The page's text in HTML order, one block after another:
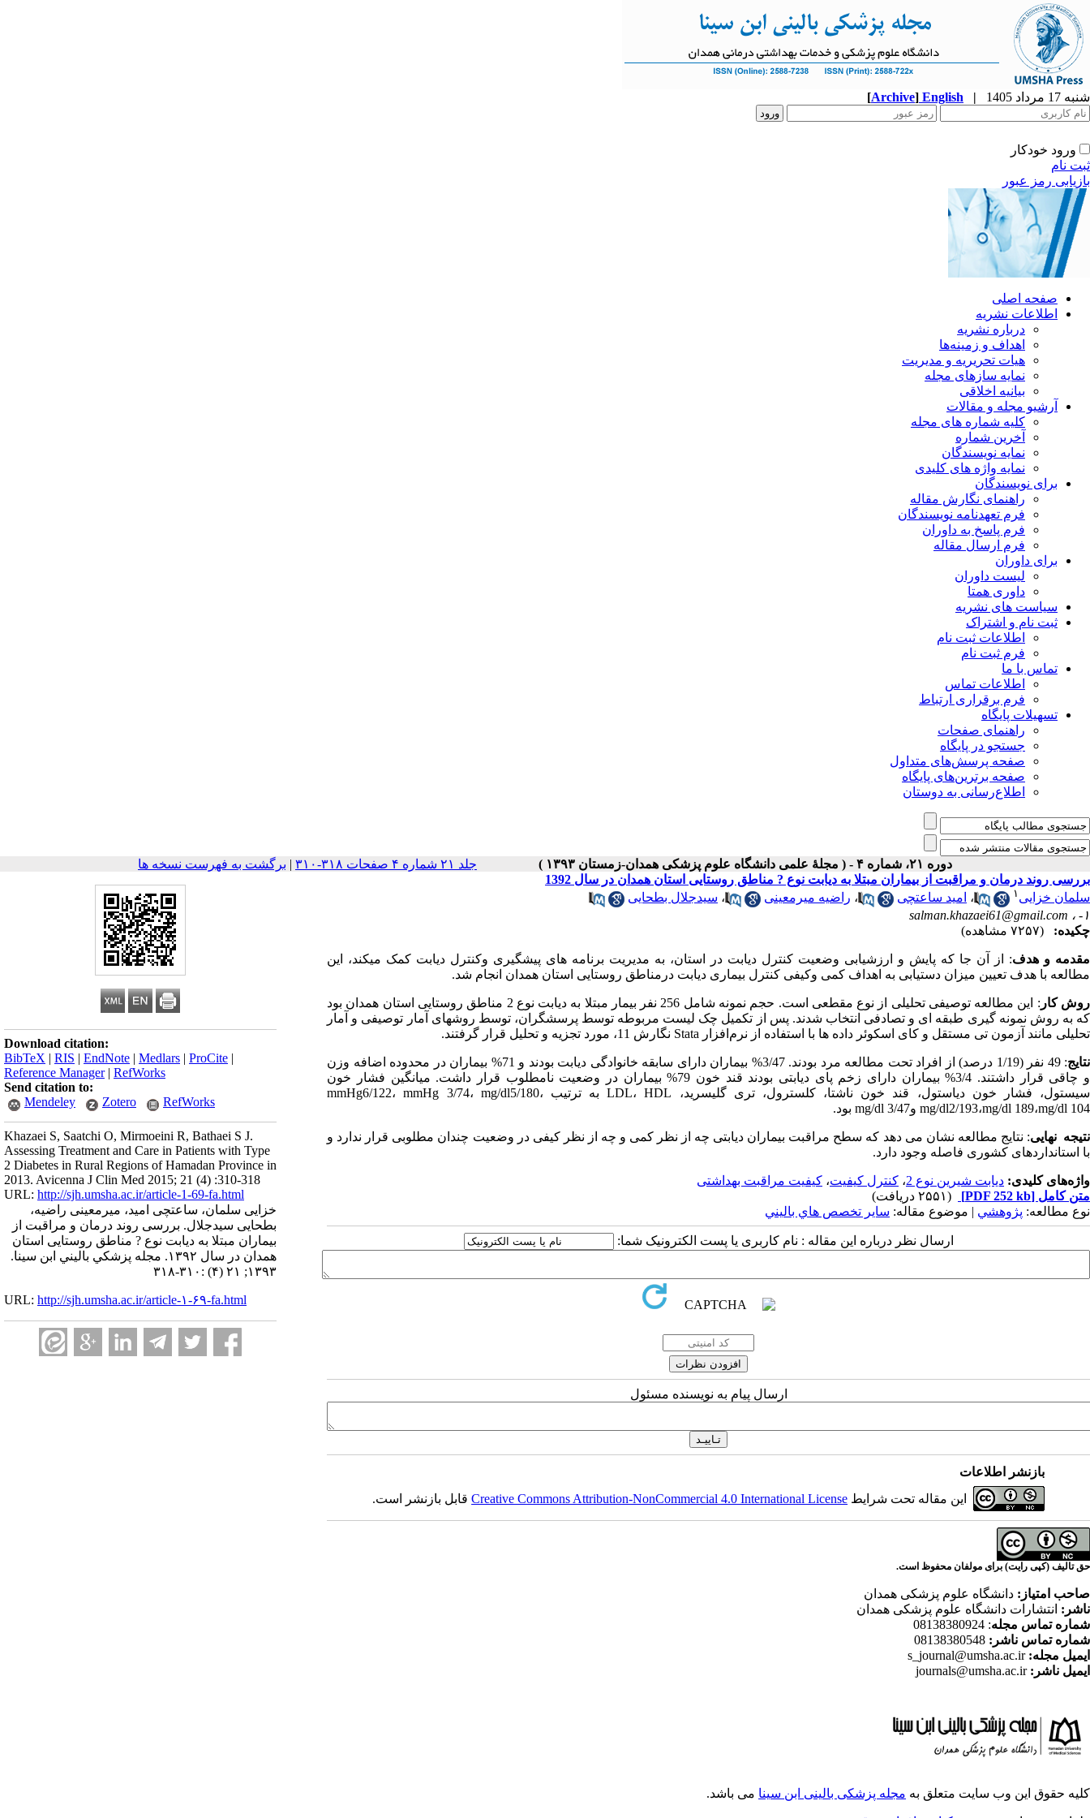
شنبه 17 مرداد 1405 |
English
[Archive]
ورود خودکار
ثبت نام
بازیابی رمز عبور
صفحه اصلی
اطلاعات نشریه
درباره نشریه
اهداف و زمینه‌ها
هیات تحریریه و مدیریت
نمایه سازهای مجله
بیانیه اخلاقی
آرشیو مجله و مقالات
کلیه شماره های مجله
آخرین شماره
نمایه نویسندگان
نمایه واژه های کلیدی
برای نویسندگان
راهنمای نگارش مقاله
فرم تعهدنامه نویسندگان
فرم پاسخ به داوران
فرم ارسال مقاله
برای داوران
لیست داوران
داوری همتا
سیاست های نشریه
ثبت نام و اشتراک
اطلاعات ثبت نام
فرم ثبت نام
تماس با ما
اطلاعات تماس
فرم برقراری ارتباط
تسهیلات پایگاه
راهنمای صفحات
جستجو در پایگاه
صفحه پرسش‌های متداول
صفحه برترین‌های پایگاه
اطلاع‌رسانی به دوستان
دوره ۲۱، شماره ۴ - ( مجلۀ علمی دانشگاه علوم پزشکی همدان-زمستان ۱۳۹۳ ) جلد ۲۱ شماره ۴ صفحات ۳۱۸-۳۱۰ | برگشت به فهرست نسخه ها
Download citation:
BibTeX | RIS | EndNote | Medlars | ProCite |
Reference Manager| RefWorks
Send citation to:
Mendeley
Zotero RefWorks
Khazaei S, Saatchi O, Mirmoeini R, Bathaei S J.
Assessing Treatment and Care in Patients with Type
2 Diabetes in Rural Regions of Hamadan Province in
2013. Avicenna J Clin Med 2015; 21 (4) :310-318
URL: http://sjh.umsha.ac.ir/article-1-69-fa.html
خزایی سلمان، ساعتچی امید، میرمعینی راضیه،
بطحایی سیدجلال. بررسی روند درمان و مراقبت از
بیماران مبتلا به دیابت نوع ? مناطق روستایی استان
همدان در سال ۱۳۹۲. مجله پزشكي باليني ابن سينا.
۱۳۹۳; ۲۱ (۴) :۳۱۰-۳۱۸
URL: http://sjh.umsha.ac.ir/article-۱-۶۹-fa.html
بررسی روند درمان و مراقبت از بیماران مبتلا به دیابت نوع ? مناطق روستایی استان همدان در سال 1392
سلمان خزایی ۱ ، امید ساعتچی ، راضیه میرمعینی ، سیدجلال بطحایی
۱- ،
salman.khazaei61@gmail.com
چکیده:
(۷۲۵۷ مشاهده)
مقدمه و هدف
: از آن جا که پایش و ارزشیابی وضعیت کنترل دیابت در استان، به مدیریت برنامه های پیشگیری وکنترل دیابت کمک می‎کند، این
مطالعه با هدف تعیین میزان دستیابی به اهداف کمی وکیفی کنترل بیماری دیابت درمناطق روستایی استان همدان انجام شد.
روش کار
: این مطالعه توصیفی تحلیلی از نوع مقطعی است. حجم نمونه شامل 256 نفر بیمار مبتلا به دیابت نوع 2 مناطق روستایی استان همدان بود
که به روش نمونه گیری طبقه ای و تصادفی انتخاب شدند. پس از تکمیل چک لیست مربوطه توسط پرسشگران، توسط روش‎های آمار توصیفی و آمار
تحلیلی مانند آزمون تی مستقل و کای اسکوئر داده ها با استفاده از نرم‌افزار Stata نگارش 11، مورد تجزیه و تحلیل قرار گرفتند.
نتایج
: 49 نفر (1/19 درصد) از افراد تحت مطالعه مرد بودند. 3/47% بیماران دارای سابقه خانوادگی دیابت بودند و 71% بیماران در محدوده اضافه وزن
و چاقی قرار داشتند. 3/4% بیماران دارای زخم پای دیابتی بودند قند خون 79% بیماران در وضعیت نامطلوب قرار داشت. میانگین فشار خون
سیستول، فشار خون دیاستول، قند خون ناشتا، کلسترول، تری گلیسرید، LDL، HDL به ترتیب mmHg6/122، mmHg 3/74، mg/dl5/180،
mg/dl2/193،mg/dl 189،mg/dl 104 وmg/dl 3/47 بود.
نتیجه نهایی: نتایج مطالعه نشان می دهد که سطح مراقبت بیماران دیابتی چه از نظر کمی و چه از نظر کیفی در وضعیت چندان مطلوبی قرار ندارد و
با استانداردهای کشوری فاصله وجود دارد.
واژه‌های کلیدی: دیابت شیرین نوع 2 ، کنترل کیفیت، کیفیت مراقبت بهداشتی
متن کامل [PDF 252 kb]
(۲۵۵۱ دریافت)
نوع مطالعه: پژوهشي | موضوع مقاله: سایر تخصص هاي باليني
ارسال نظر درباره این مقاله : نام کاربری یا پست الکترونیک شما:
ارسال پیام به نویسنده مسئول
بازنشر اطلاعات
این مقاله تحت شرایط Creative Commons Attribution-NonCommercial 4.0 International Licenseقابل بازنشر است.
حق تالیف (کپی رایت) برای مولفان محفوظ است.
صاحب امتیاز: دانشگاه علوم پزشکی همدان
ناشر: انتشارات دانشگاه علوم پزشکی همدان
شماره تماس مجله: 08138380924
شماره تماس ناشر:
ایمیل مجله: s_journal@umsha.ac.ir
ایمیل ناشر: journals@umsha.ac.ir
کلیه حقوق این وب سایت متعلق به مجله پزشکی بالینی ابن سینا می باشد.